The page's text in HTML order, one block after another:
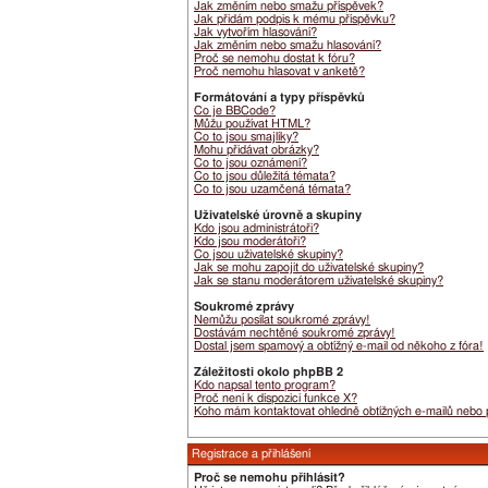
Jak změním nebo smažu příspěvek?
Jak přidám podpis k mému příspěvku?
Jak vytvořím hlasování?
Jak změním nebo smažu hlasování?
Proč se nemohu dostat k fóru?
Proč nemohu hlasovat v anketě?
Formátování a typy příspěvků
Co je BBCode?
Můžu používat HTML?
Co to jsou smajlíky?
Mohu přidávat obrázky?
Co to jsou oznámení?
Co to jsou důležitá témata?
Co to jsou uzamčená témata?
Uživatelské úrovně a skupiny
Kdo jsou administrátoři?
Kdo jsou moderátoři?
Co jsou uživatelské skupiny?
Jak se mohu zapojit do uživatelské skupiny?
Jak se stanu moderátorem uživatelské skupiny?
Soukromé zprávy
Nemůžu posílat soukromé zprávy!
Dostávám nechtěné soukromé zprávy!
Dostal jsem spamový a obtížný e-mail od někoho z fóra!
Záležitosti okolo phpBB 2
Kdo napsal tento program?
Proč není k dispozici funkce X?
Koho mám kontaktovat ohledně obtížných e-mailů nebo
Registrace a přihlášení
Proč se nemohu přihlásit?